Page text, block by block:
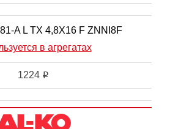
A L TX 4,8X16 F ZNNI8F
в агрегатах
1224 i